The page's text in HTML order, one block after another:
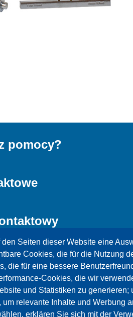
Seiten dieser Website eine
Cookies, die für die Nutzung
die für eine bessere
Cookies, die wir
und Statistiken zu generieren;
um relevante Inhalte und Werbung
erklären Sie sich mit der
pomocy?